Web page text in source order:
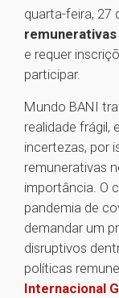
quarta-feira, 27
remunerativas
e requer
participar.
Mundo BANI
realidade frágil,
incertezas, por
remunerativas
importância. O
pandemia de
demandar um
disruptivos
políticas
Internacional